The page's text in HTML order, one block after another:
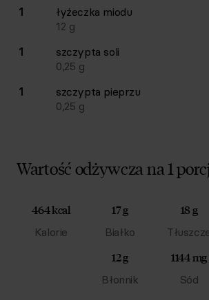
1 łyżeczka miodu
12 g
1
szczypta soli
0,25 g
1
szczypta pieprzu
0,25 g
Wartość odżywcza na 1
464 kcal
Kalorie
17 g
Białko
18 g
12 g
Błonnik
1144 mg
Sód